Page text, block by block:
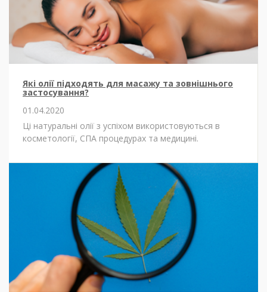
Які олії підходять для масажу та зовнішнього
застосування?
01.04.2020
Ці натуральні олії з успіхом використовуються в
косметології, СПА процедурах та медицині.